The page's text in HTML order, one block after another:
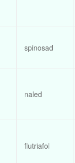
spinosad
naled
flutriafol